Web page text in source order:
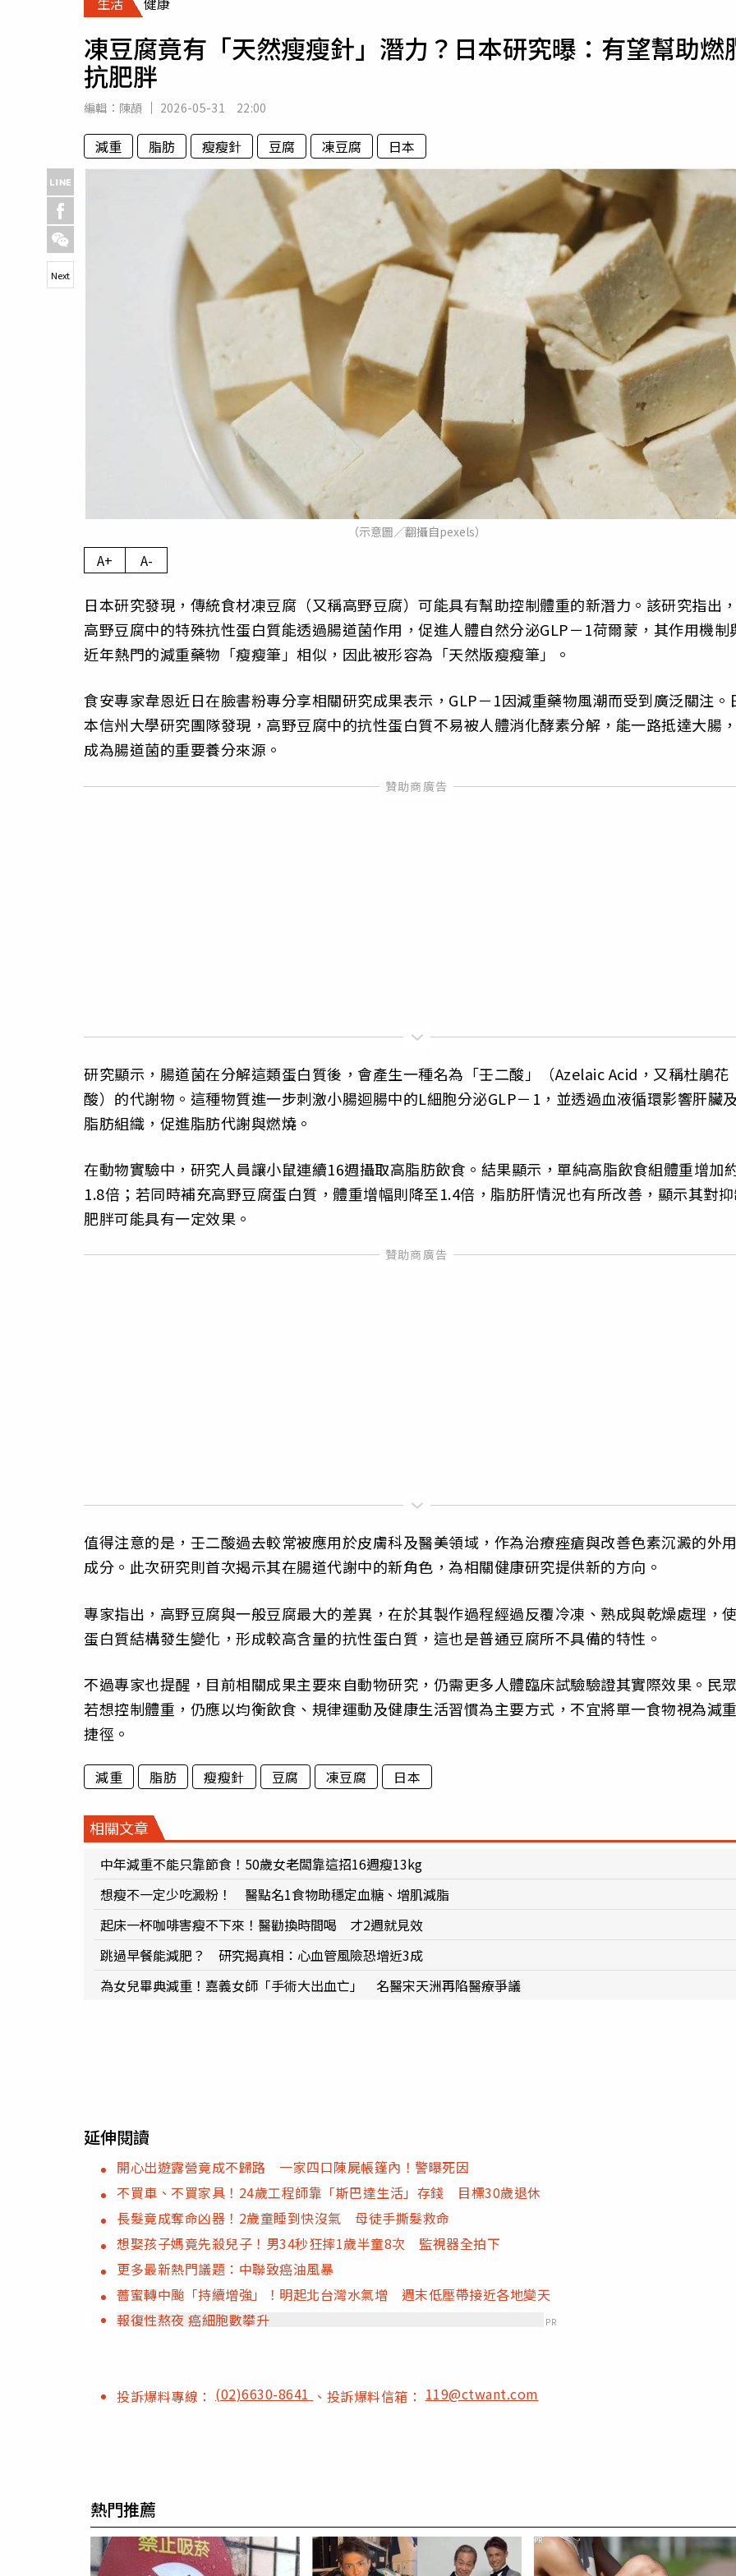
專欄
運勢
凍豆腐竟有「天然瘦瘦針」潛力？日本研究曝：有望幫助燃
抗肥胖
編輯： 陳頡 2026-05-31 22:00
減重 脂肪 瘦瘦針 豆腐 凍豆腐 日本
（示意圖／翻攝自pexels）
Next
A+ A-
日本研究發現，傳統食材凍豆腐（又稱高野豆腐）可能具有幫助控制體重的新潛力。該研究指出
高野豆腐中的特殊抗性蛋白質能透過腸道菌作用，促進人體自然分泌GLP－1荷爾蒙，其作用機制
近年熱門的減重藥物「瘦瘦筆」相似，因此被形容為「天然版瘦瘦筆」。
食安專家韋恩近日在臉書粉專分享相關研究成果表示，GLP－1因減重藥物風潮而受到廣泛關注。
本信州大學研究團隊發現，高野豆腐中的抗性蛋白質不易被人體消化酵素分解，能一路抵達大腸
成為腸道菌的重要養分來源。
研究顯示，腸道菌在分解這類蛋白質後，會產生一種名為「壬二酸」（Azelaic Acid，又稱杜鵑花
酸）的代謝物。這種物質進一步刺激小腸迴腸中的L細胞分泌GLP－1，並透過血液循環影響肝臟
脂肪組織，促進脂肪代謝與燃燒。
在動物實驗中，研究人員讓小鼠連續16週攝取高脂肪飲食。結果顯示，單純高脂飲食組體重增加
1.8倍；若同時補充高野豆腐蛋白質，體重增幅則降至1.4倍，脂肪肝情況也有所改善，顯示其對
肥胖可能具有一定效果。
值得注意的是，壬二酸過去較常被應用於皮膚科及醫美領域，作為治療痤瘡與改善色素沉澱的外
成分。此次研究則首次揭示其在腸道代謝中的新角色，為相關健康研究提供新的方向。
專家指出，高野豆腐與一般豆腐最大的差異，在於其製作過程經過反覆冷凍、熟成與乾燥處理，
蛋白質結構發生變化，形成較高含量的抗性蛋白質，這也是普通豆腐所不具備的特性。
不過專家也提醒，目前相關成果主要來自動物研究，仍需更多人體臨床試驗驗證其實際效果。民
若想控制體重，仍應以均衡飲食、規律運動及健康生活習慣為主要方式，不宜將單一食物視為減
捷徑。
減重 脂肪 瘦瘦針 豆腐 凍豆腐 日本
相關文章
中年減重不能只靠節食！50歲女老闆靠這招16週瘦13kg
想瘦不一定少吃澱粉！ 醫點名1食物助穩定血糖、增肌減脂
起床一杯咖啡害瘦不下來！醫勸換時間喝 才2週就見效
跳過早餐能減肥？ 研究揭真相：心血管風險恐增近3成
為女兒畢典減重！嘉義女師「手術大出血亡」 名醫宋天洲再陷醫療爭議
延伸閱讀
開心出遊露營竟成不歸路 一家四口陳屍帳篷內！警曝死因
不買車、不買家具！24歲工程師靠「斯巴達生活」存錢 目標30歲退休
長髮竟成奪命凶器！2歲童睡到快沒氣 母徒手撕髮救命
想娶孩子媽竟先殺兒子！男34秒狂摔1歲半童8次 監視器全拍下
更多最新熱門議題：中聯致癌油風暴
薔蜜轉中颱「持續增強」！明起北台灣水氣增 週末低壓帶接近各地變天
報復性熬夜 癌細胞數攀升
PR
投訴爆料專線： (02)6630-8641 、投訴爆料信箱：119@ctwant.com
熱門推薦
PR